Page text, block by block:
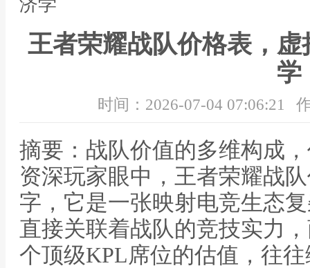
济学
王者荣耀战队价格表，
学
时间：2026-07-04 07:06:21
摘要：战队价值的多维构成
资深玩家眼中，王者荣耀战
字，它是一张映射电竞生态
直接关联着战队的竞技实力
个顶级KPL席位的估值，往